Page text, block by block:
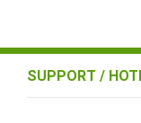
SUPPORT /